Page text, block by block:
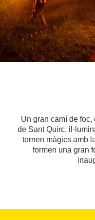
Un gran camí de
de Sant Quirc,
tornen màgics amb
formen una gran